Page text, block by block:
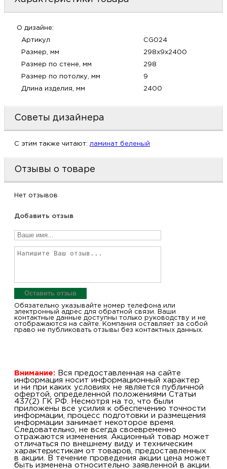
О дизайне:
Артикул CG024
Размер, мм 298х9х2400
Размер по стене, мм 298
Размер по потолку, мм 9
Длина изделия, мм 2400
Советы дизайнера
C этим также читают: ламинат беленый
Отзывы о товаре
Нет отзывов
Добавить отзыв
Оставить отзыв
Обязательно указывайте номер телефона или
электронный адрес для обратной связи. Ваши
контактные данные доступны только руководству и не
отображаются на сайте. Компания оставляет за собой
право не публиковать отзывы без контактных данных.
Внимание: Вся предоставленная на сайте
информация носит информационный характер
и ни при каких условиях не является публичной
офертой, определенной положениями Статьи
437(2) ГК РФ. Несмотря на то, что были
приложены все усилия к обеспечению точности
информации, процесс подготовки и размещения
информации занимает некоторое время.
Следовательно, не всегда своевременно
отражаются изменения. Акционный товар может
отличаться по внешнему виду и техническим
характеристикам от товаров, предоставленных
в акции. В течение проведения акции цена может
быть изменена относительно заявленной в акции.